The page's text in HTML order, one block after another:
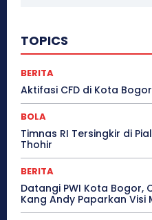
TOPICS
BERITA
Aktifasi CFD di Kota
BOLA
Timnas RI Tersingkir di
Thohir
BERITA
Datangi PWI Kota Bogor,
Kang Andy Paparkan Visi